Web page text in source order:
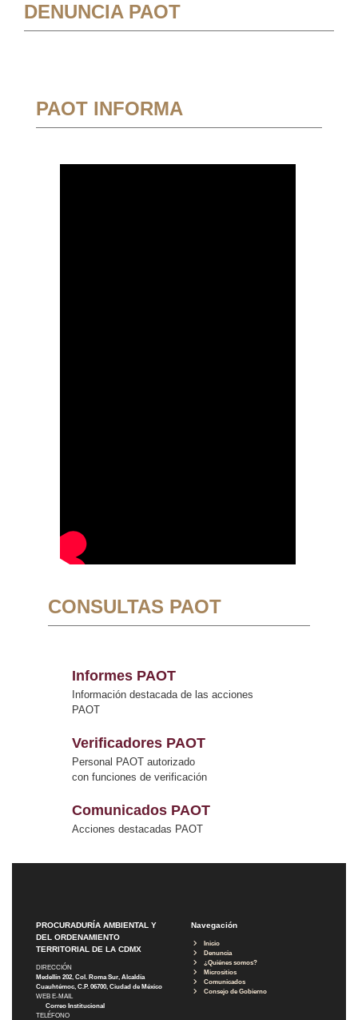
DENUNCIA PAOT
PAOT INFORMA
CONSULTAS PAOT
Informes PAOT
Información destacada de las acciones
PAOT
Verificadores PAOT
Personal PAOT autorizado
con funciones de verificación
Comunicados PAOT
Acciones destacadas PAOT
PROCURADURÍA AMBIENTAL Y
DEL ORDENAMIENTO
TERRITORIAL DE LA CDMX
DIRECCIÓN
Medellín 202, Col. Roma Sur, Alcaldía
Cuauhtémoc, C.P. 06700, Ciudad de México
WEB E-MAIL
Correo Institucional
TELÉFONO
Navegación
Inicio
Denuncia
¿Quiénes somos?
Micrositios
Comunicados
Consejo de Gobierno